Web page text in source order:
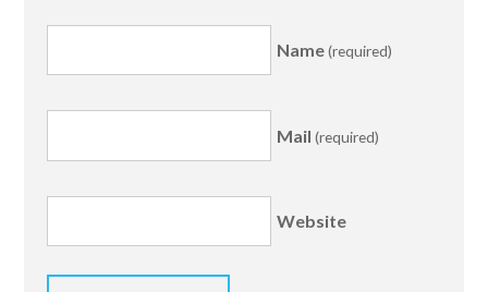
Name(required)
Mail (required)
Website